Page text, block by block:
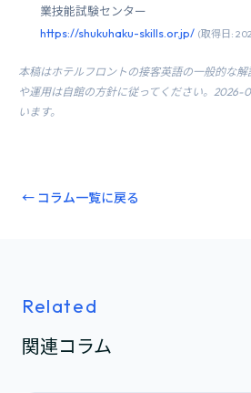
業技能試験センター
https://shukuhaku-skills.or.jp/ (取得日:
本稿はホテルフロントの接客英語の一般的な
や運用は自館の方針に従ってください。
います。
← コラム一覧に戻る
Related
関連コラム